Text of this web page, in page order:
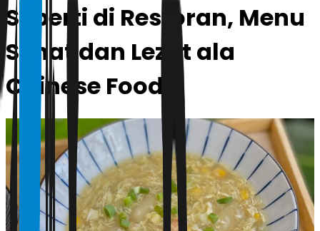
Seperti di Restoran, Menu
Sehat dan Lezat ala
Chinese Food